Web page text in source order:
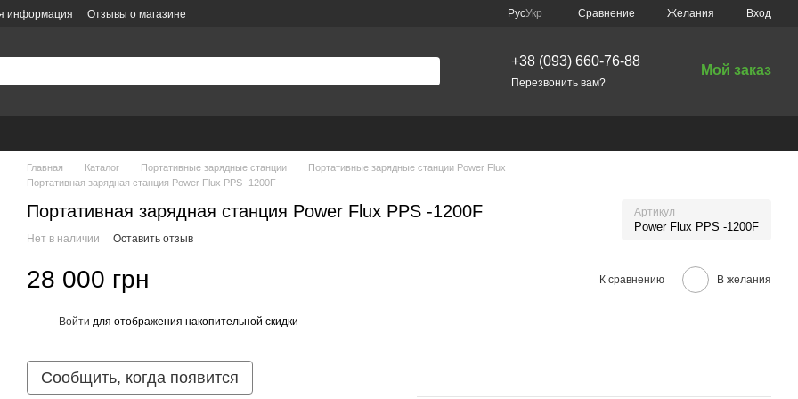
информация
Отзывы о магазине
РусУкр Сравнение Желания Вход
+38 (093) 660-76-88
Перезвонить вам?
Мой заказ
Главная Каталог Портативные зарядные станции
Портативные зарядные станции Power Flux
Портативная зарядная станция Power Flux PPS -1200F
Портативная зарядная станция Power Flux PPS -1200F Артикул
Power Flux PPS -1200F
Нет в наличии Оставить отзыв
28 000 грн К сравнению В желания
Войти для отображения накопительной скидки
Сообщить, когда появится